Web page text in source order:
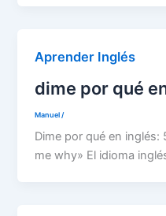
Aprender Inglés
dime por qué
Manuel/
Dime por qué en inglés:
me why» El idioma